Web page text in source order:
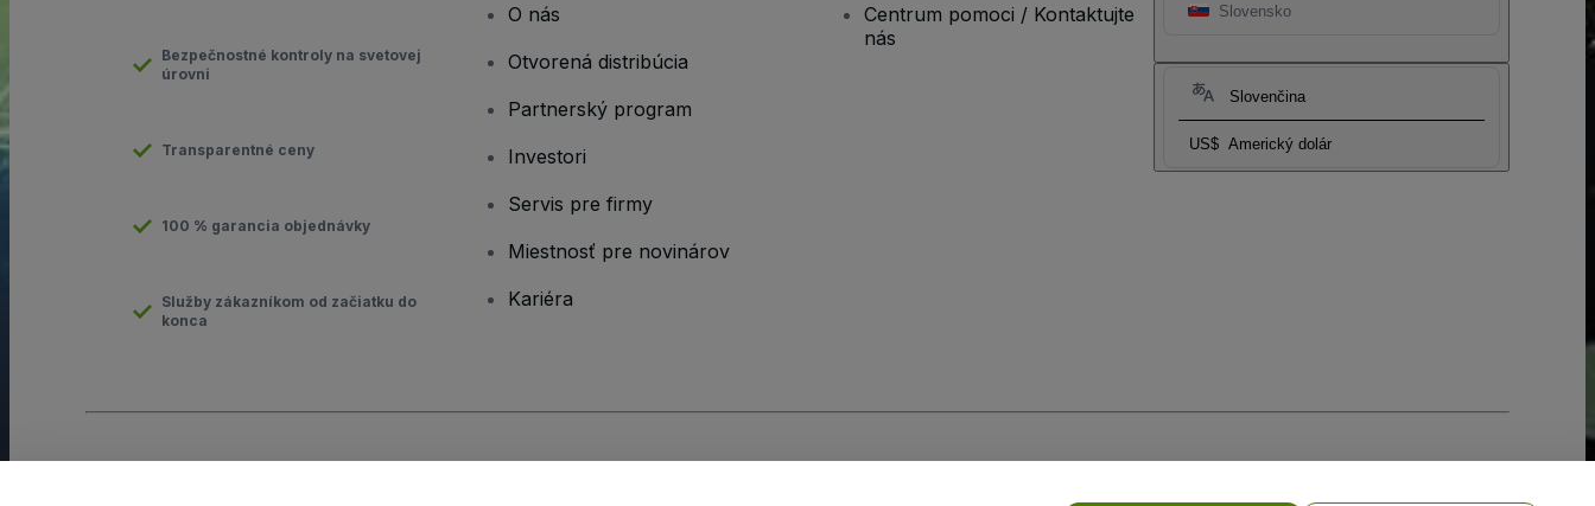
Slovensko
Slovenčina
US$ Americký dolár
Bezpečnostné kontroly na svetovej
úrovni
Transparentné ceny
100 % garancia objednávky
Služby zákazníkom od začiatku do
konca
O nás
Otvorená distribúcia
Partnerský program
Investori
Servis pre firmy
Miestnosť pre novinárov
Kariéra
Centrum pomoci / Kontaktujte
nás